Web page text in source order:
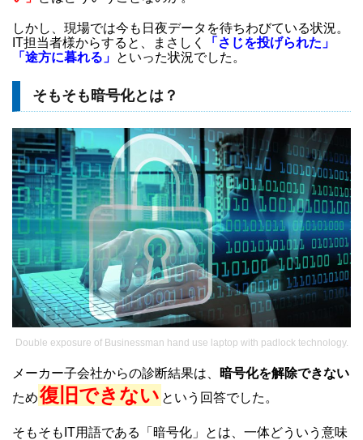
しかし、現場では今も日夜データを待ちわびている状況。
IT担当者様からすると、まさしく
「さじを投げられた」
「途方に暮れる」 といった状況でした。
そもそも暗号化とは？
Double exposure of Businessman hand use laptop with padlock technology.
メーカー子会社からの診断結果は、
暗号化を解除できない
ため復旧できない という回答でした。
そもそもIT用語である「暗号化」とは、一体どういう意味